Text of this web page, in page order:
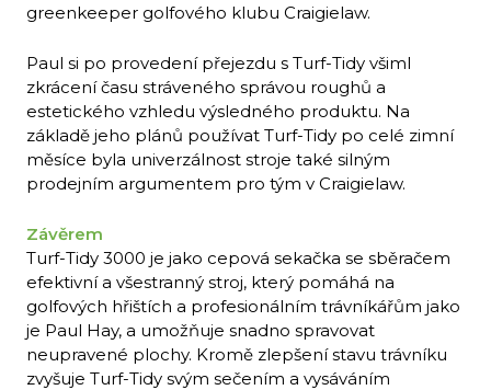
greenkeeper golfového klubu Craigielaw.
Paul si po provedení přejezdu s Turf-Tidy všiml
zkrácení času stráveného správou roughů a
estetického vzhledu výsledného produktu. Na
základě jeho plánů používat Turf-Tidy po celé zimní
měsíce byla univerzálnost stroje také silným
prodejním argumentem pro tým v Craigielaw.
Závěrem
Turf-Tidy 3000 je jako cepová sekačka se sběračem
efektivní a všestranný stroj, který pomáhá na
golfových hřištích a profesionálním trávníkářům jako
je Paul Hay, a umožňuje snadno spravovat
neupravené plochy. Kromě zlepšení stavu trávníku
zvyšuje Turf-Tidy svým sečením a vysáváním